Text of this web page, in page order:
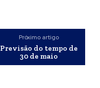
Próximo artigo
Previsão do tempo de
30 de maio